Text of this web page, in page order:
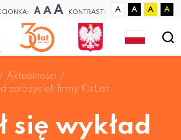
A A A KONTRAST: A A A A
Aktualności
założycieli firmy KisList
się wykład